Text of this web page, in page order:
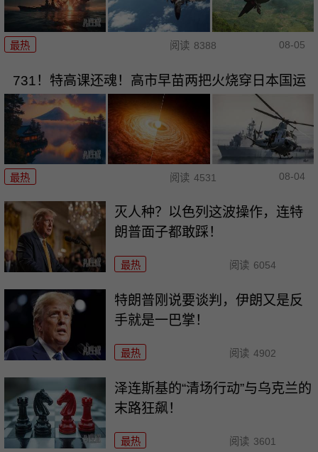
最热 阅读 8388 08-05
731！特高课还魂！高市早苗两把火烧穿日本国运
最热 阅读 4531 08-04
灭人种？以色列这波操作，连特
朗普面子都敢踩！
最热 阅读 6054
特朗普刚说要谈判，伊朗又是反
手就是一巴掌！
最热 阅读 4902
泽连斯基的“清场行动”与乌克兰的
末路狂飙！
最热 阅读 3601